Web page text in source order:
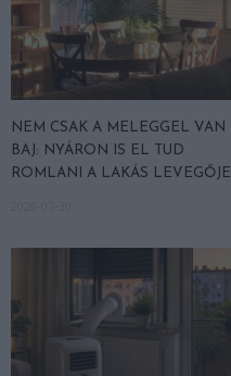
NEM CSAK A MELEGGEL VAN
BAJ: NYÁRON IS EL TUD
ROMLANI A LAKÁS LEVEGŐJE